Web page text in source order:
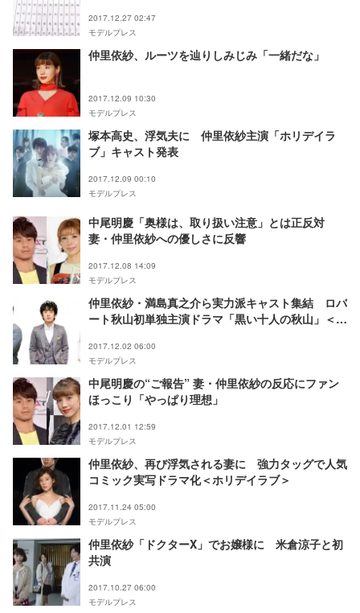
2017.12.27 02:47
モデルプレス
仲里依紗、ルーツを辿りしみじみ「一緒だな」
2017.12.09 10:30
モデルプレス
塚本高史、浮気夫に 仲里依紗主演「ホリデイラ
ブ」キャスト発表
2017.12.09 00:10
モデルプレス
中尾明慶「奥様は、取り扱い注意」とは正反対
妻・仲里依紗への優しさに反響
2017.12.08 14:09
モデルプレス
仲里依紗・満島真之介ら実力派キャスト集結 ロバ
ート秋山初単独主演ドラマ「黒い十人の秋山」＜コ
2017.12.02 06:00
モデルプレス
中尾明慶の“ご報告” 妻・仲里依紗の反応にファン
ほっこり「やっぱり理想」
2017.12.01 12:59
モデルプレス
仲里依紗、再び浮気される妻に 強力タッグで人気
コミック実写ドラマ化＜ホリデイラブ＞
2017.11.24 05:00
モデルプレス
仲里依紗「ドクターX」でお嬢様に 米倉涼子と初
共演
2017.10.27 06:00
モデルプレス